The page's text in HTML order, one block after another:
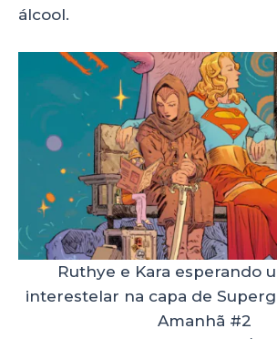
álcool.
Ruthye e Kara esperando
interestelar na capa de
Amanhã #2